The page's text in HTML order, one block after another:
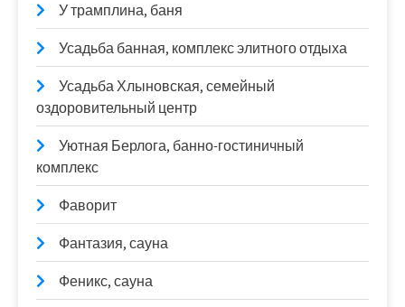
У трамплина, баня
Усадьба банная, комплекс элитного отдыха
Усадьба Хлыновская, семейный
оздоровительный центр
Уютная Берлога, банно-гостиничный
комплекс
Фаворит
Фантазия, сауна
Феникс, сауна